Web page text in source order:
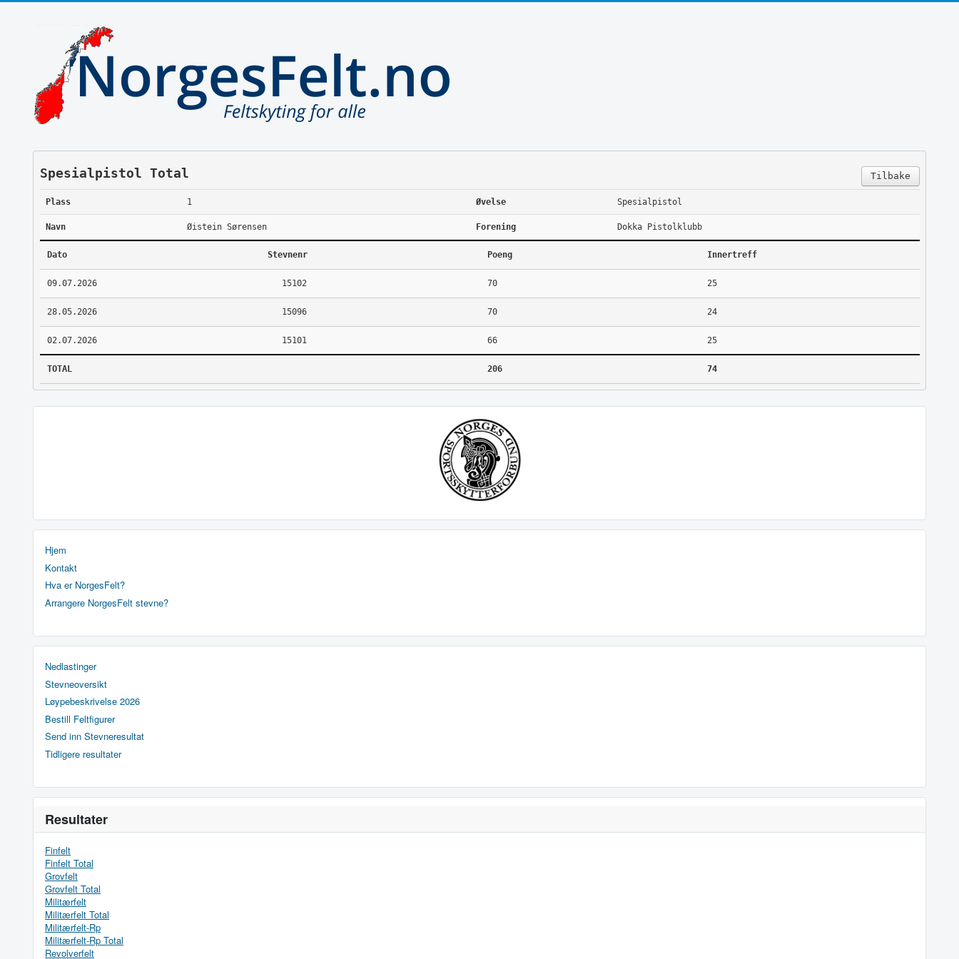
Tilbake
Spesialpistol Total
Plass 1 Øvelse Spesialpistol
Navn Øistein Sørensen Forening Dokka Pistolklubb
Dato Stevnenr Poeng Innertreff
09.07.2026 15102 70 25
28.05.2026 15096 70 24
02.07.2026 15101 66 25
TOTAL 206 74
Hjem
Kontakt
Hva er NorgesFelt?
Arrangere NorgesFelt stevne?
Nedlastinger
Stevneoversikt
Løypebeskrivelse 2026
Bestill Feltfigurer
Send inn Stevneresultat
Tidligere resultater
Resultater
Finfelt
Finfelt Total
Grovfelt
Grovfelt Total
Militærfelt
Militærfelt Total
Militærfelt-Rp
Militærfelt-Rp Total
Revolverfelt